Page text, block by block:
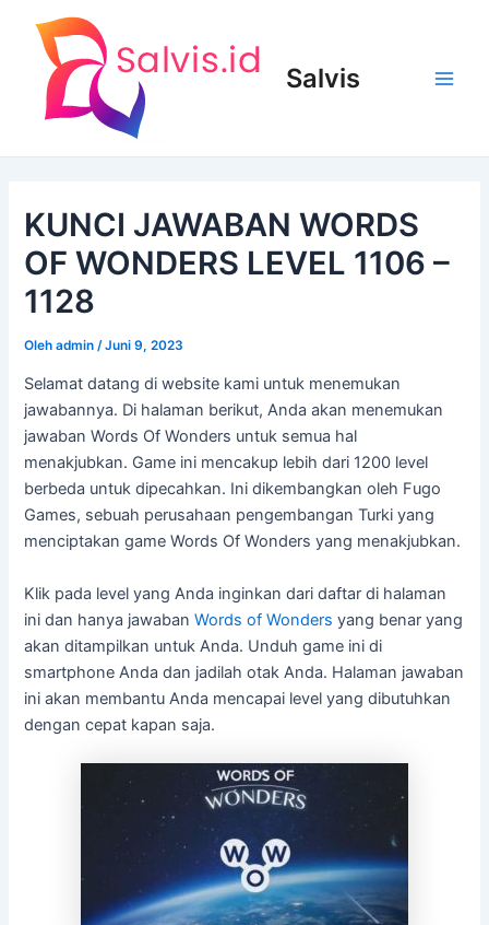
konten
Salvis
KUNCI JAWABAN WORDS
OF WONDERS LEVEL 1106 –
1128
Olehadmin/Juni 9, 2023
Selamat datang di website kami untuk menemukan
jawabannya. Di halaman berikut, Anda akan menemukan
jawaban Words Of Wonders untuk semua hal
menakjubkan. Game ini mencakup lebih dari 1200 level
berbeda untuk dipecahkan. Ini dikembangkan oleh Fugo
Games, sebuah perusahaan pengembangan Turki yang
menciptakan game Words Of Wonders yang menakjubkan.
Klik pada level yang Anda inginkan dari daftar di halaman
ini dan hanya jawabanWords of Wonders yang benar yang
akan ditampilkan untuk Anda. Unduh game ini di
smartphone Anda dan jadilah otak Anda. Halaman jawaban
ini akan membantu Anda mencapai level yang dibutuhkan
dengan cepat kapan saja.